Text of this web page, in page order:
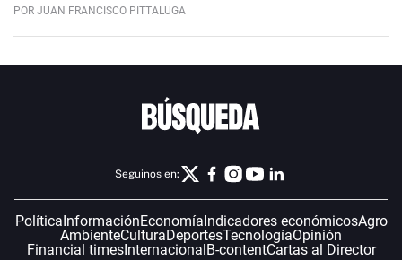
POR JUAN FRANCISCO PITTALUGA
Seguinos en:
Política InformaciónEconomía Indicadores económicosAgro
AmbienteCulturaDeportesTecnologíaOpinión
Financial timesInternacional B-contentCartas al Director